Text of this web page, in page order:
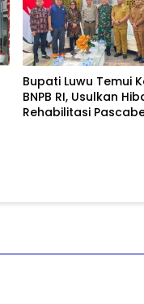
Bupati Luwu Temui
BNPB RI, Usulkan
Rehabilitasi